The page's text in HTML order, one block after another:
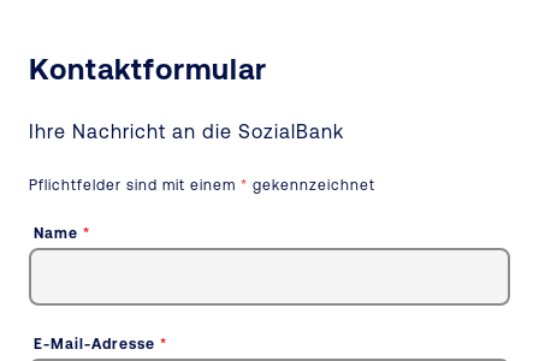
Kontaktformular
Ihre Nachricht an die SozialBank
Pflichtfelder sind mit einem * gekennzeichnet
Name *
E-Mail-Adresse *